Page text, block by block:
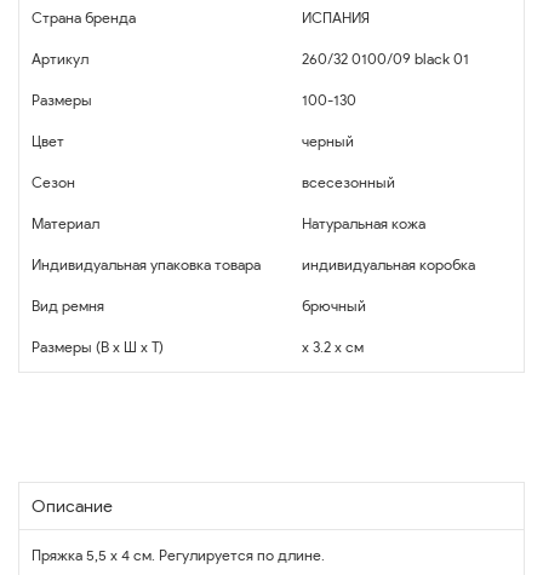
Страна бренда ИСПАНИЯ
Артикул 260/32 0100/09 black 01
Размеры 100-130
Цвет черный
Сезон всесезонный
Материал Натуральная кожа
Индивидуальная упаковка товара индивидуальная коробка
Вид ремня брючный
Размеры (В x Ш x Т) x 3.2 x см
Описание
Пряжка 5,5 х 4 см. Регулируется по длине.